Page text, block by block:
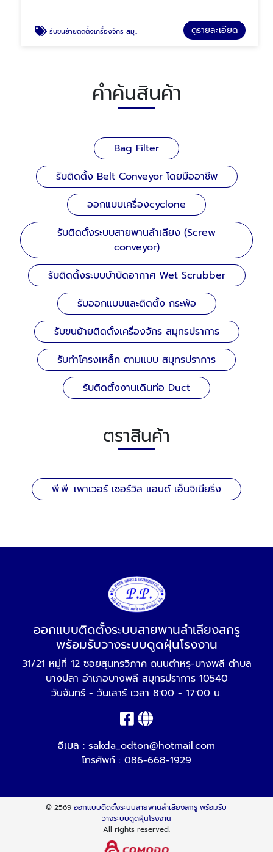
รับขนย้ายติดตั้งเครื่องจักร สมุทรปราการ ดูรายละเอียด
คำค้นสินค้า
Bag Filter
รับติดตั้ง Belt Conveyor โดยมืออาชีพ
ออกแบบเครื่องcyclone
รับติดตั้งระบบสายพานลำเลียง (Screw
conveyor)
รับติดตั้งระบบบำบัดอากาศ Wet Scrubber
รับออกแบบและติดตั้ง กระพ้อ
รับขนย้ายติดตั้งเครื่องจักร สมุทรปราการ
รับทําโครงเหล็ก ตามแบบ สมุทรปราการ
รับติดตั้งงานเดินท่อ Duct
ตราสินค้า
พี.พี. เพาเวอร์ เซอร์วิส แอนด์ เอ็นจิเนียริ่ง
ออกแบบติดตั้งระบบสายพานลำเลียงสกรู
พร้อมรับวางระบบดูดฝุ่นโรงงาน
31/21 หมู่ที่ 12 ซอยสุนทรวิภาค ถนนตำหรุ-บางพลี ตำบล
บางปลา อำเภอบางพลี สมุทรปราการ 10540
วันจันทร์ - วันเสาร์ เวลา 8:00 - 17:00 น.
อีเมล : sakda_odton@hotmail.com
โทรศัพท์ : 086-668-1929
© 2569ออกแบบติดตั้งระบบสายพานลำเลียงสกรู พร้อมรับ
วางระบบดูดฝุ่นโรงงาน
All rights reserved.